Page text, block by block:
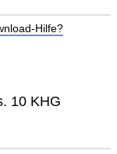
Hilfe?
10 KHG